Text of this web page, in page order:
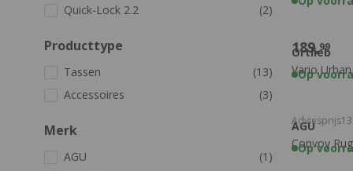
Quick-Lock 2.2
(2)
Producttype
Tassen
(13)
Accessoires
(3)
Merk
AGU
(1)
Ortlieb
Vario
189,99
Op
AGU
Convoy
Adviesprijs
Op